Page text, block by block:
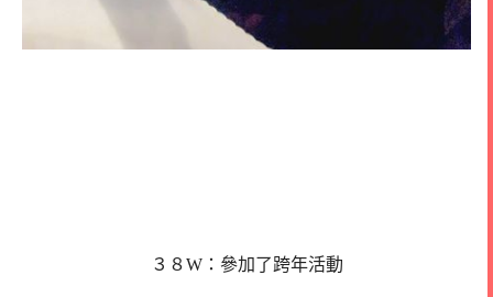
３８W：參加了跨年活動